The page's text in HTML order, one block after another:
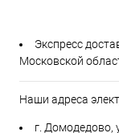
Экспресс
Московской
Наши адреса
г. Домодедово,